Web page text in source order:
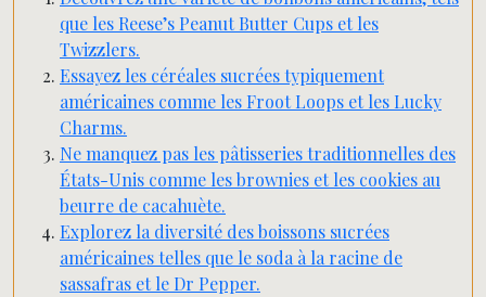
que les Reese’s Peanut Butter Cups et les
Twizzlers.
Essayez les céréales sucrées typiquement
américaines comme les Froot Loops et les Lucky
Charms.
Ne manquez pas les pâtisseries traditionnelles des
États-Unis comme les brownies et les cookies au
beurre de cacahuète.
Explorez la diversité des boissons sucrées
américaines telles que le soda à la racine de
sassafras et le Dr Pepper.